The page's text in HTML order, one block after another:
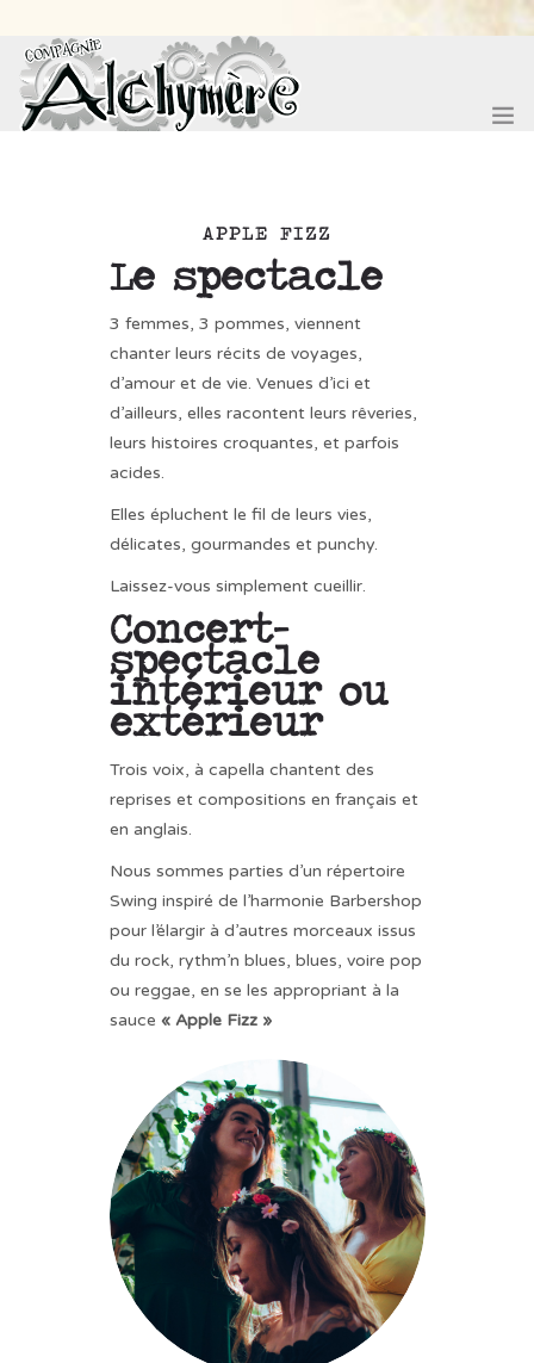
SPECTACLES
FÊTE DES 20 ANS !
FESTIVAL DES ITINERANCES
COMPAGNONNAGE
APPLE FIZZ
Le spectacle
3 femmes, 3 pommes, viennent
chanter leurs récits de voyages,
d’amour et de vie. Venues d’ici et
d’ailleurs, elles racontent leurs rêveries,
leurs histoires croquantes, et parfois
acides.
Elles épluchent le fil de leurs vies,
délicates, gourmandes et punchy.
Laissez-vous simplement cueillir.
Concert-
spectacle
intérieur ou
extérieur
Trois voix, à capella chantent des
reprises et compositions en français et
en anglais.
Nous sommes parties d’un répertoire
Swing inspiré de l’harmonie Barbershop
pour l’élargir à d’autres morceaux issus
du rock, rythm’n blues, blues, voire pop
ou reggae, en se les appropriant à la
sauce « Apple Fizz »